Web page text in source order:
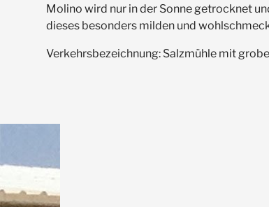
Molino wird nur in der Sonne getrocknet
dieses besonders milden und
Verkehrsbezeichnung: Salzmühle mit